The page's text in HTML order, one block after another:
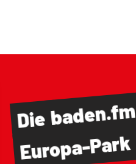
Die baden.fm
Europa-Park